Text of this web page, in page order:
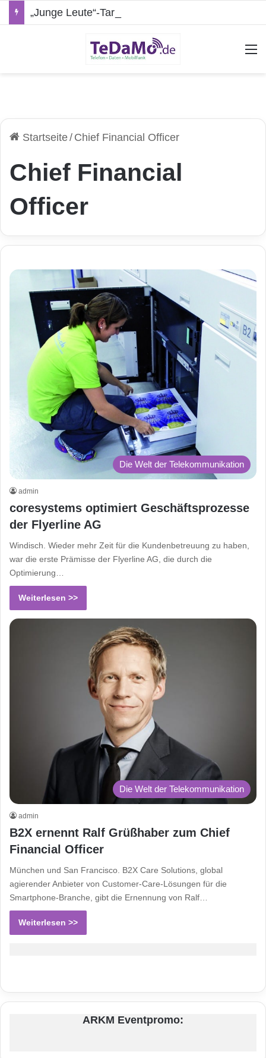
Startseite/ Chief Financial Officer
Chief Financial
Officer
Die Welt der Telekommunikation
admin
coresystems optimiert Geschäftsprozesse
der Flyerline AG
Windisch. Wieder mehr Zeit für die Kundenbetreuung zu haben,
war die erste Prämisse der Flyerline AG, die durch die
Optimierung…
Weiterlesen >>
Die Welt der Telekommunikation
admin
B2X ernennt Ralf Grüßhaber zum Chief
Financial Officer
München und San Francisco. B2X Care Solutions, global
agierender Anbieter von Customer-Care-Lösungen für die
Smartphone-Branche, gibt die Ernennung von Ralf…
Weiterlesen >>
ARKM Eventpromo: